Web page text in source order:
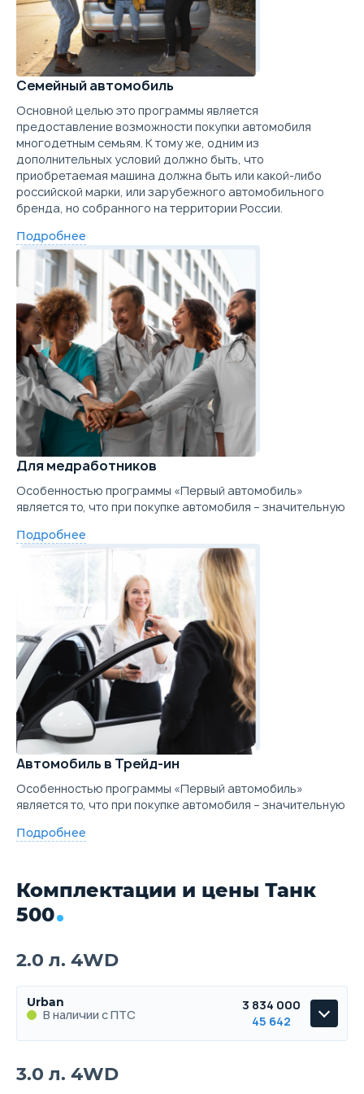
Trade-in
Семейный автомобиль
Основной целью это программы является
предоставление возможности покупки автомобиля
многодетным семьям. К тому же, одним из
дополнительных условий должно быть, что
приобретаемая машина должна быть или какой-либо
российской марки, или зарубежного автомобильного
бренда, но собранного на территории России.
Подробнее
Для медработников
Особенностью программы «Первый автомобиль»
является то, что при покупке автомобиля – значительную
Подробнее
Автомобиль в Трейд-ин
Особенностью программы «Первый автомобиль»
является то, что при покупке автомобиля – значительную
Подробнее
Комплектации и цены Танк
500
2.0 л. 4WD
Urban
В наличии с ПТС
3 834 000
45 642
Urban
В наличии с ПТС
3.0 л. 4WD